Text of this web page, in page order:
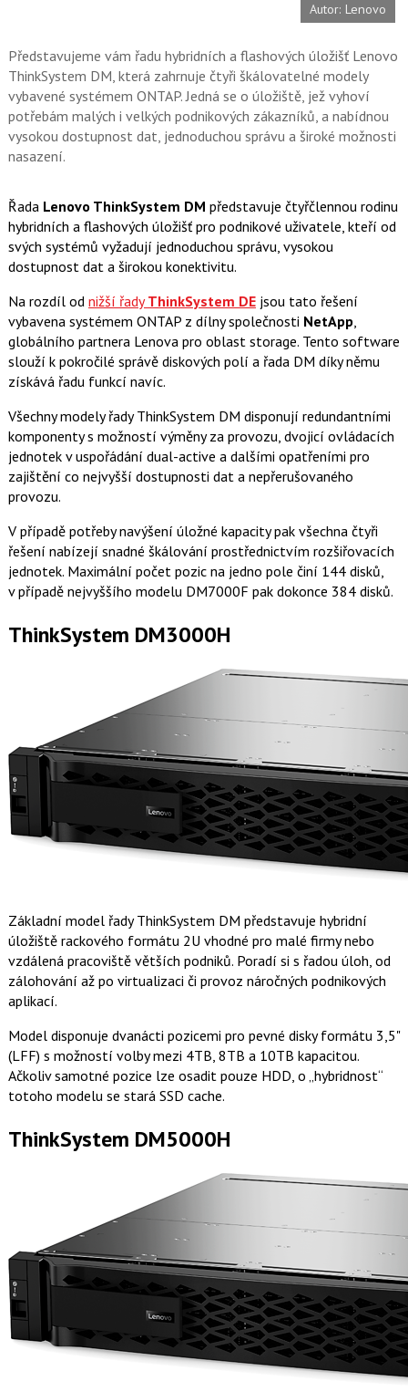
o
o
Autor: Lenovo
Představujeme vám řadu hybridních a flashových úložišť Lenovo
ThinkSystem DM, která zahrnuje čtyři škálovatelné modely
vybavené systémem ONTAP. Jedná se o úložiště, jež vyhoví
potřebám malých i velkých podnikových zákazníků, a nabídnou
vysokou dostupnost dat, jednoduchou správu a široké možnosti
nasazení.
Řada Lenovo ThinkSystem DM představuje čtyřčlennou rodinu
hybridních a flashových úložišť pro podnikové uživatele, kteří od
svých systémů vyžadují jednoduchou správu, vysokou
dostupnost dat a širokou konektivitu.
Na rozdíl od nižší řadyThinkSystem DEjsou tato řešení
vybavena systémem ONTAP z dílny společnosti NetApp,
globálního partnera Lenova pro oblast storage. Tento software
slouží k pokročilé správě diskových polí a řada DM díky němu
získává řadu funkcí navíc.
Všechny modely řady ThinkSystem DM disponují redundantními
komponenty s možností výměny za provozu, dvojicí ovládacích
jednotek v uspořádání dual-active a dalšími opatřeními pro
zajištění co nejvyšší dostupnosti dat a nepřerušovaného
provozu.
V případě potřeby navýšení úložné kapacity pak všechna čtyři
řešení nabízejí snadné škálování prostřednictvím rozšiřovacích
jednotek. Maximální počet pozic na jedno pole činí 144 disků,
v případě nejvyššího modelu DM7000F pak dokonce 384 disků.
ThinkSystem DM3000H
Základní model řady ThinkSystem DM představuje hybridní
úložiště rackového formátu 2U vhodné pro malé firmy nebo
vzdálená pracoviště větších podniků. Poradí si s řadou úloh, od
zálohování až po virtualizaci či provoz náročných podnikových
aplikací.
Model disponuje dvanácti pozicemi pro pevné disky formátu 3,5"
(LFF) s možností volby mezi 4TB, 8TB a 10TB kapacitou.
Ačkoliv samotné pozice lze osadit pouze HDD, o „hybridnost“
totoho modelu se stará SSD cache.
ThinkSystem DM5000H